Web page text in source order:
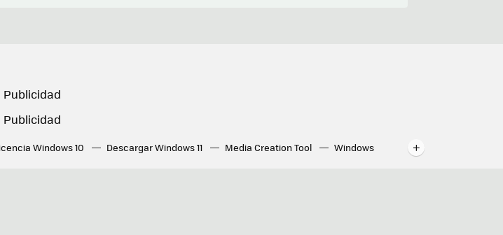
Windows 10 Descargar Windows 11 Media Creation Tool
Windows